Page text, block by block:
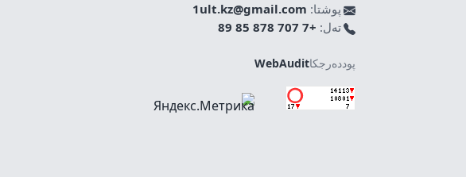
پوشتا: 1ult.kz@gmail.com
تەل: +7 707 878 85 89
پوددەرجكاWebAudit